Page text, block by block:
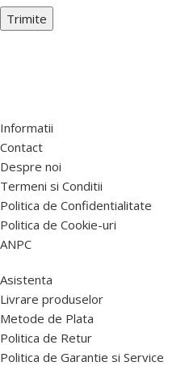
Informatii
Contact
Despre noi
Termeni si Conditii
Politica de Confidentialitate
Politica de Cookie-uri
ANPC
Asistenta
Livrare produselor
Metode de Plata
Politica de Retur
Politica de Garantie si Service